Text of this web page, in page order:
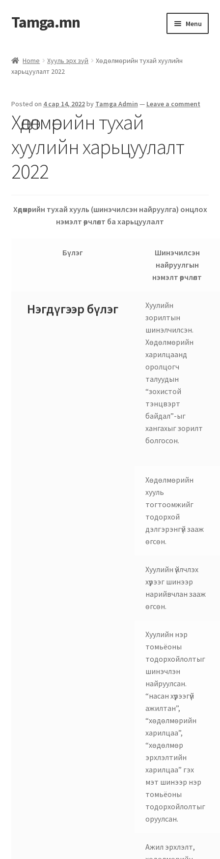
Tamga.mn Menu
ХАБЭА-н багц
Гэрээний загвар
Ажил гүйцэтгэх гэрээ
Дотоод журмын багц
Журмууд​
Санхүүгийн анхан шатны баримтуудын загвар
Түрээсийн гэрээ
Home Хууль эрх зүй
Хөдөлмөрийн тухай хуулийн
харьцуулалт 2022
Posted on 4 сар 14, 2022by Tamga Admin — Leave a comment
Хөдөлмөрийн тухай
хуулийн харьцуулалт
2022
Хөдөмөрийн тухай хууль (шинэчилсэн найруулга) онцлох
нэмэлт өөрчлөлт ба харьцуулалт
Бүлэг
Шинэчилсэн
найруулгын
нэмэлт өөрчлөлт
Нэгдүгээр бүлэг
Хуулийн
зорилтын
шинэлчилсэн.
Хөдөлмөрийн
харилцаанд
оролцогч
талуудын
“зохистой
тэнцвэрт
байдал”-ыг
хангахыг зорилт
болгосон.
Хөдөлмөрийн
хууль
тогтоомжийг
тодорхой
дэлгэрэнгүй зааж
өгсөн.
Хуулийн үйлчлэх
хүрээг шинээр
нарийвчлан зааж
өгсөн.
Хуулийн нэр
томьёоны
тодорхойлолтыг
шинэчлэн
найруулсан.
“насан хүрээгүй
ажилтан”,
“хөдөлмөрийн
харилцаа”,
“хөдөлмөр
эрхлэлтийн
харилцаа” гэх
мэт шинээр нэр
томьёоны
тодорхойлолтыг
оруулсан.
Ажил эрхлэлт,